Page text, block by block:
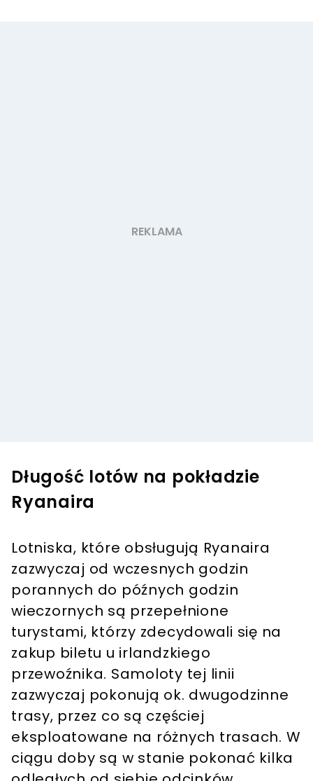
Długość lotów na pokładzie
Ryanaira
Lotniska, które obsługują Ryanaira
zazwyczaj od wczesnych godzin
porannych do późnych godzin
wieczornych są przepełnione
turystami, którzy zdecydowali się na
zakup biletu u irlandzkiego
przewoźnika. Samoloty tej linii
zazwyczaj pokonują ok. dwugodzinne
trasy, przez co są częściej
eksploatowane na różnych trasach. W
ciągu doby są w stanie pokonać kilka